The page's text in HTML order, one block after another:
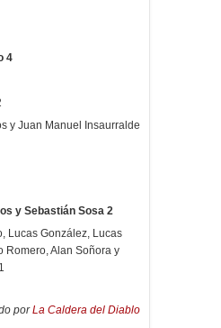
4
y Juan Manuel Insaurralde
y Sebastián Sosa 2
Lucas González, Lucas
Romero, Alan Soñora y
porLa Caldera del Diablo